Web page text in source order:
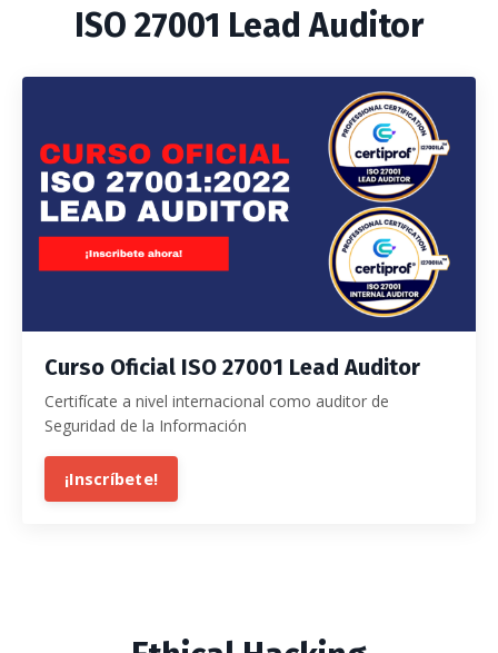
ISO 27001 Lead Auditor
Curso Oficial ISO 27001 Lead Auditor
Certifícate a nivel internacional como auditor de
Seguridad de la Información
¡Inscríbete!